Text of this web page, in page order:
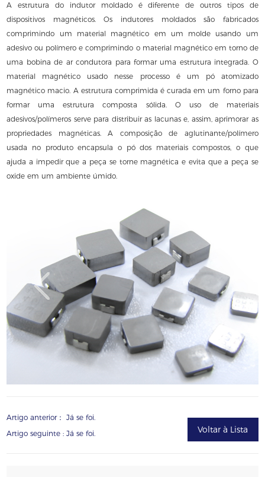
A estrutura do indutor moldado é diferente de outros tipos de
dispositivos magnéticos. Os indutores moldados são fabricados
comprimindo um material magnético em um molde usando um
adesivo ou polímero e comprimindo o material magnético em torno de
uma bobina de ar condutora para formar uma estrutura integrada. O
material magnético usado nesse processo é um pó atomizado
magnético macio. A estrutura comprimida é curada em um forno para
formar uma estrutura composta sólida. O uso de materiais
adesivos/polímeros serve para distribuir as lacunas e, assim, aprimorar as
propriedades magnéticas. A composição de aglutinante/polímero
usada no produto encapsula o pó dos materiais compostos, o que
ajuda a impedir que a peça se torne magnética e evita que a peça se
oxide em um ambiente úmido.
Artigo anterior： Já se foi.
Artigo seguinte : Já se foi.
Voltar à Lista